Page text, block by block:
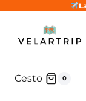
Cesto 0